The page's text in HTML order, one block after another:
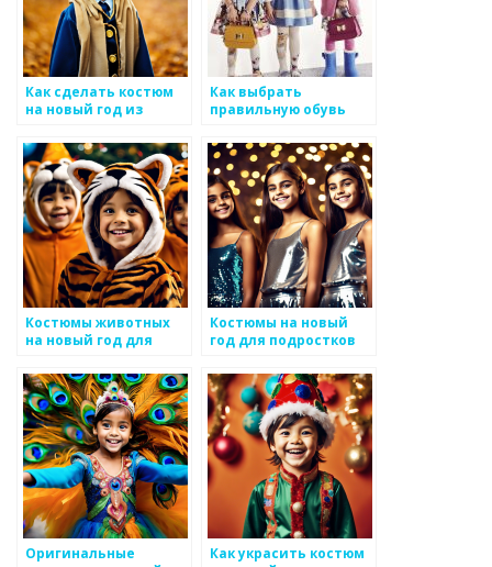
Как сделать костюм
на новый год из
Как выбрать
правильную обувь
рекомендации
Костюмы животных
на новый год для
Костюмы на новый
год для подростков
Оригинальные
Как украсить костюм